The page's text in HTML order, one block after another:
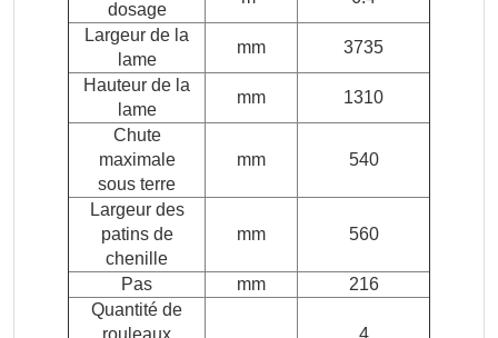
dosage
Largeur de la
lame
mm
3735
Hauteur de la
lame
mm
1310
Chute
maximale
sous terre
mm 540
Largeur des
patins de
chenille
mm 560
Pas mm
216
Quantité de